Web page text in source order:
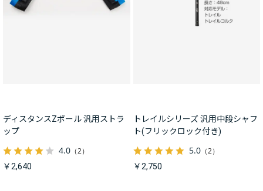
ディスタンスZポール 汎用ストラ
ップ
4.0 （2）
￥2,640
トレイルシリーズ 汎用中段シャフ
ト(フリックロック付き)
5.0（2）
￥2,750